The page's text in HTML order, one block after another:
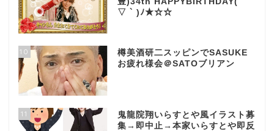
▽ ` )ﾉ★☆☆
10
樽美酒研二スッピンでSASUKE
お疲れ様会＠SATOブリアン
11
鬼龍院翔いらすとや風イラスト募
集→即中止→本家いらすとや即反